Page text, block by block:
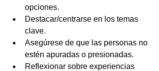
opciones.
Destacar/centrarse en los temas
clave.
Asegúrese de que las personas no
estén apuradas o presionadas.
Reflexionar sobre experiencias